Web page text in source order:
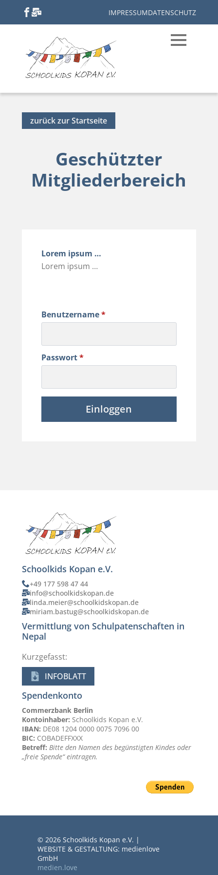
IMPRESSUMDATENSCHUTZ
zurück zur Startseite
Geschützter
Mitgliederbereich
Lorem ipsum …
Lorem ipsum …
Benutzername*
Passwort*
Einloggen
Schoolkids Kopan e.V.
+49 177 598 47 44
info@schoolkidskopan.de
linda.meier@schoolkidskopan.de
miriam.bastug@schoolkidskopan.de
Vermittlung von Schulpatenschaften in
Nepal
Kurzgefasst:
INFOBLATT
Spendenkonto
Commerzbank Berlin
Kontoinhaber: Schoolkids Kopan e.V.
IBAN: DE08 1204 0000 0075 7096 00
BIC: COBADEFFXXX
Betreff: Bitte den Namen des begünstigten Kindes oder
„freie Spende“ eintragen.
© 2026 Schoolkids Kopan e.V. |
WEBSITE & GESTALTUNG: medienlove
GmbH
medien.love